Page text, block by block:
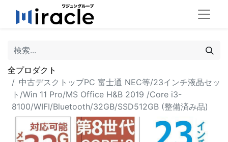
全プロダクト
中古デスクトップPC 富士通 NEC等/23インチ液晶セッ
ト/Win 11 Pro/MS Office H&B 2019 /Core i3-
8100/WIFI/Bluetooth/32GB/SSD512GB (整備済み品)